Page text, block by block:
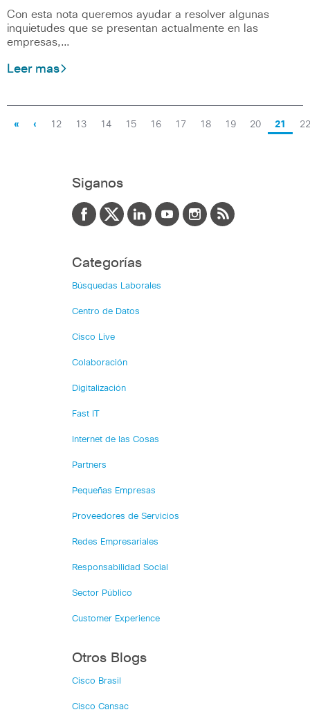
Con esta nota queremos ayudar a resolver algunas
inquietudes que se presentan actualmente en las
empresas,…
Leer mas
« ‹ 12 13 14 15 16 17 18 19 20 21 22
Siganos
Categorías
Búsquedas Laborales
Centro de Datos
Cisco Live
Colaboración
Digitalización
Fast IT
Internet de las Cosas
Partners
Pequeñas Empresas
Proveedores de Servicios
Redes Empresariales
Responsabilidad Social
Sector Público
Customer Experience
Otros Blogs
Cisco Brasil
Cisco Cansac